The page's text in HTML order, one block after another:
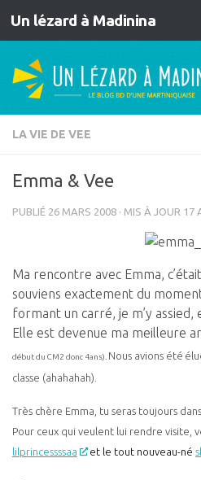
Skip to content
Un lézard à Madinina
LA VIE DE VEE
Emma & Vee
PUBLIÉ 26 MARS 2008 · MIS À JOUR 17
Ma rencontre avec Emma,
souviens exactement du
formant un carré, je m’y
Elle est devenue ma meilleure
début du CM2 donc 4ans). Nous avions été
classe (ahahahah).
Très chère Emma, tu seras toujours
Pour ceux qui veulent lui rendre visite,
lilprincessssaa
et le tout nouveau-né